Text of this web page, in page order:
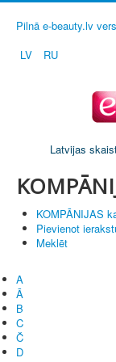
Pilnā e-beauty.lv
LV
RU
Latvijas
KOMPĀNIJAS
Pievienot
Meklēt
A
Ā
B
C
Č
D